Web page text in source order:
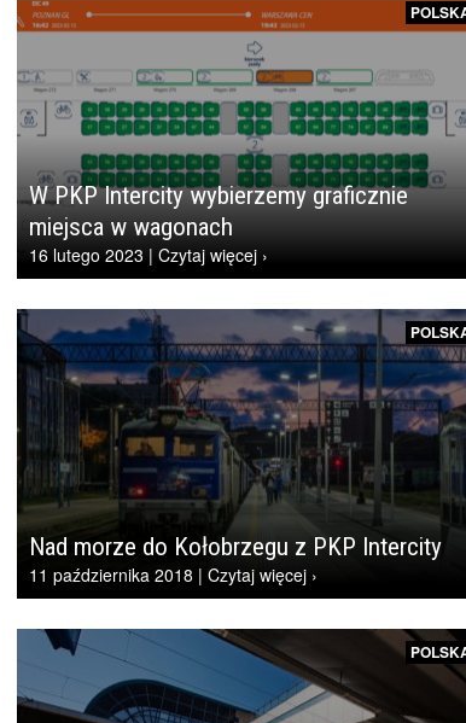
W PKP Intercity wybierzemy graficznie
miejsca w wagonach
16 lutego 2023 | Czytaj więcej ›
Nad morze do Kołobrzegu z PKP Intercity
11 października 2018 | Czytaj więcej ›